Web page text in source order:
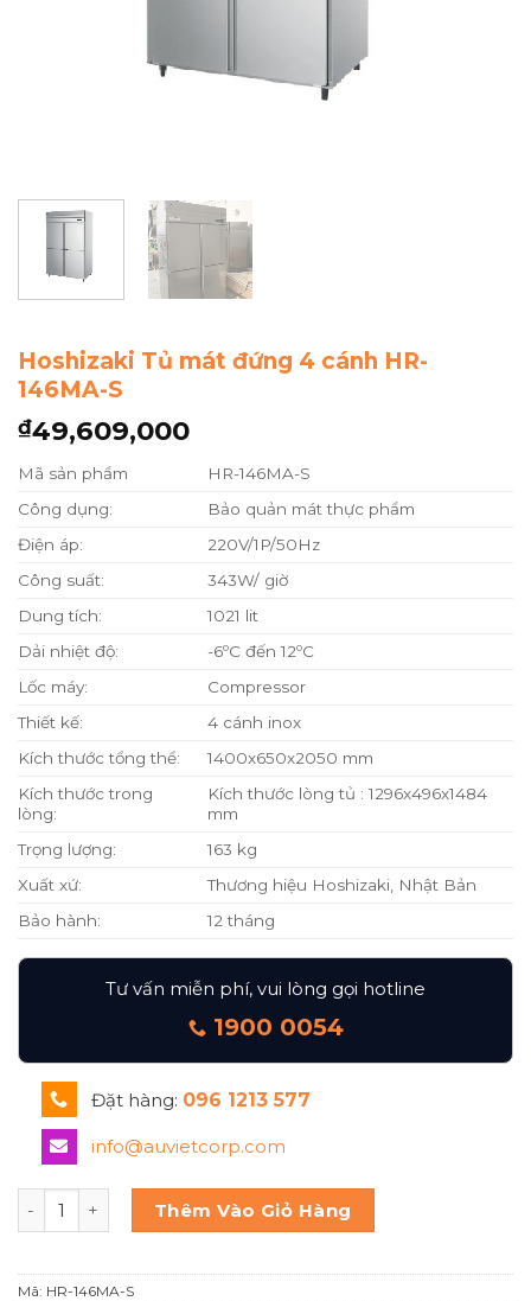
Hoshizaki Tủ mát đứng 4 cánh HR-
146MA-S
₫49,609,000
Mã sản phẩm
HR-146MA-S
Công dụng:
Bảo quản mát thực phẩm
Điện áp:
220V/1P/50Hz
Công suất:
343W/ giờ
Dung tích:
1021 lit
Dải nhiệt độ:
-6ºC đến 12ºC
Lốc máy:
Compressor
Thiết kế:
4 cánh inox
Kích thước tổng thể:
1400x650x2050 mm
Kích thước trong
lòng:
Kích thước lòng tủ : 1296x496x1484
mm
Trọng lượng:
163 kg
Xuất xứ:
Thương hiệu Hoshizaki, Nhật Bản
Bảo hành:
12 tháng
Tư vấn miễn phí, vui lòng gọi hotline
1900 0054
Đặt hàng: 096 1213 577
info@auvietcorp.com
Hoshizaki Tủ mát đứng 4 cánh HR-146MA-S số lượng
Thêm Vào Giỏ Hàng
Mã: HR-146MA-S